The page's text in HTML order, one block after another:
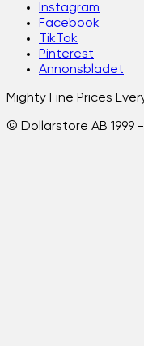
Instagram
Facebook
TikTok
Pinterest
Annonsbladet
Mighty Fine Prices
© Dollarstore AB 1999 -